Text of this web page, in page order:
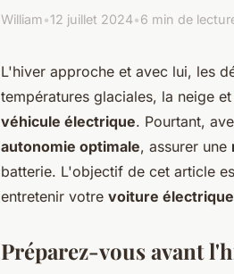
William•12 juillet 2024•6 min de
L'hiver approche et avec lui, les
températures glaciales, la neige
véhicule électrique. Pourtant,
autonomie optimale, assurer une
batterie. L'objectif de cet article
entretenir votre voiture électrique
Préparez-vous avant